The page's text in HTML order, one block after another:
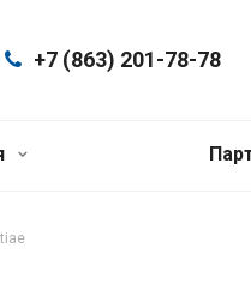
+7 (863) 201-78-78